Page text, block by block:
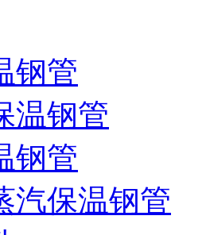
钢管
温钢管
钢管
汽保温钢管